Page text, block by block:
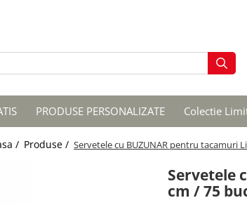
PRODUSE PERSONALIZATE Colectie
/ Produse / Servetele cu BUZUNAR pentru tacamuri
Servetele
cm / 75